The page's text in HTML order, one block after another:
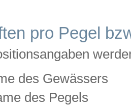
pro Pegel
des Gewässers
des Pegels